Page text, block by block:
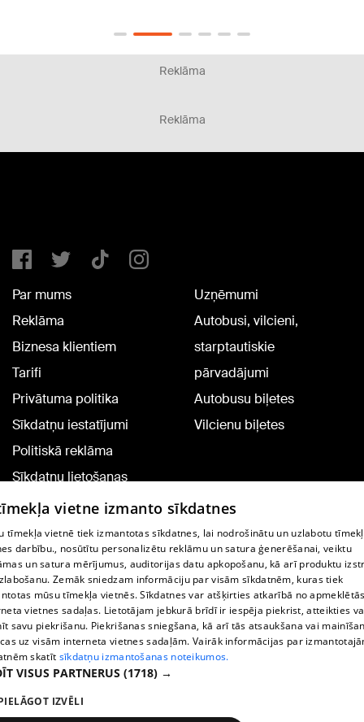
Reklāma
Reklāma
Par mums
Reklāma
Biznesa klientiem
Tarifi
Privātuma politika
Sīkdatņu iestatījumi
Politiskā reklāma
Sīkdatņu lietošanas
noteikumi
Komentāru pievienošana
Uzņēmumi
Autobusi, vilcieni,
starptautiskie
pārvadājumi
Autobusu biļetes
Vilcienu biļetes
TV programma
Līguma noteikumi
360 Ziņu kontakti
Helio Media
Portāla palīdzības dienests: e-pasts -
vietne izmanto sīkdatnes
tīmekļa vietnē tiek izmantotas sīkdatnes, lai nodrošinātu un uzlabotu
darbību., nosūtītu personalizētu reklāmu un satura ģenerēšanai, veiktu
un satura mērījumus, auditorijas datu apkopošanu, kā arī produktu
Zemāk sniedzam informāciju par visām sīkdatnēm, kuras tiek
mūsu tīmekļa vietnēs. Sīkdatnes var atšķirties atkarībā no
vietnes sadaļas. Lietotājam jebkurā brīdī ir iespēja piekrist, atteikties
savu piekrišanu. Piekrišanas sniegšana, kā arī tās atsaukšana vai
uz visām interneta vietnes sadaļām. Vairāk informācijas par
skatīt sīkdatņu izmantošanas noteikumos.
VISUS PARTNERUS (1718) →
IZVĒLI